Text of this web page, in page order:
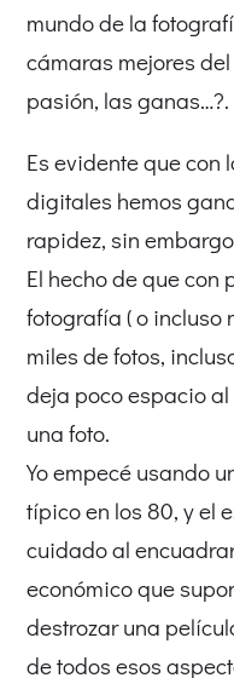
mundo de la
cámaras mejores
pasión, las ganas…?.
Es evidente que con
digitales hemos
rapidez, sin
El hecho de que con
fotografía ( o incluso
miles de fotos,
deja poco espacio
una foto.
Yo empecé usando
típico en los 80, y el
cuidado al
económico que
destrozar una
de todos esos